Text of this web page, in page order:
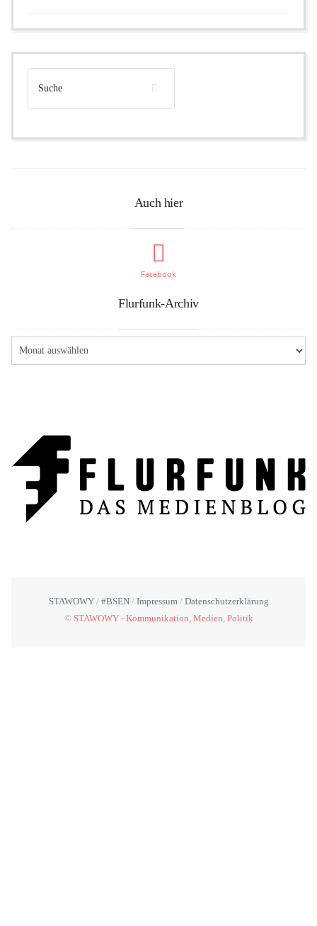
Auch hier
Facebook
Flurfunk-Archiv
STAWOWY #BSEN Impressum
Datenschutzerklärung
© STAWOWY - Kommunikation, Medien, Politik